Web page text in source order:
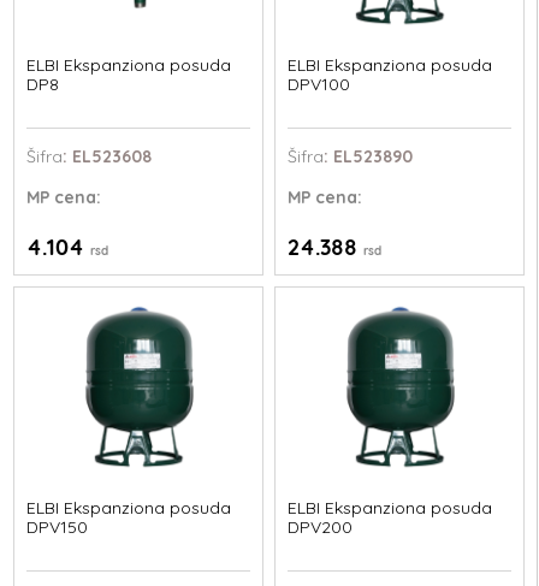
ELBI Ekspanziona posuda
DP8
Šifra: EL523608
MP cena:
4.104rsd
ELBI Ekspanziona posuda
DPV100
Šifra: EL523890
MPcena:
24.388 rsd
ELBI Ekspanziona posuda
DPV150
ELBI Ekspanziona posuda
DPV200